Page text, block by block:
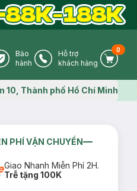
Warranty Icon
Bảo
hành
Phone Icon
Hỗ trợ
khách hàng
Cart
0
Map icon
10, Thành phố Hồ Chí Minh
PHÍ VẬN CHUYỂN
Giao Nhanh Miễn Phí 2H.
Trễ tặng 100K